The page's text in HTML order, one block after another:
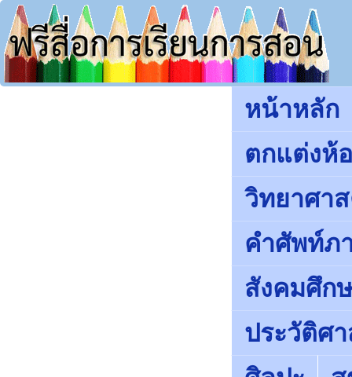
หน้าหลัก
ตกแต่งห้
วิทยาศา
คำศัพท์ภ
สังคมศึก
ประวัติศ